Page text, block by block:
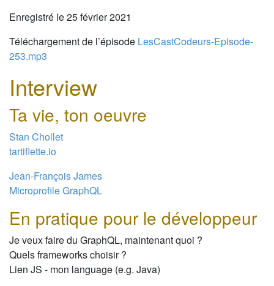
Enregistré le 25 février 2021
Téléchargement de l’épisode LesCastCodeurs-Episode-
253.mp3
Interview
Ta vie, ton oeuvre
Stan Chollet
tartiflette.io
Jean-François James
Microprofile GraphQL
En pratique pour le développeur
Je veux faire du GraphQL, maintenant quoi ?
Quels frameworks choisir ?
Lien JS - mon language (e.g. Java)